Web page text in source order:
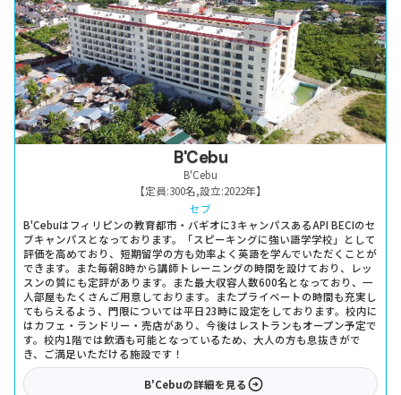
B'Cebu
B'Cebu
【定員:300名,設立:2022年】
セブ
B'Cebuはフィリピンの教育都市・バギオに3キャンパスあるAPI BECIのセ
ブキャンパスとなっております。「スピーキングに強い語学学校」として
評価を高めており、短期留学の方も効率よく英語を学んでいただくことが
できます。また毎朝8時から講師トレーニングの時間を設けており、レッ
スンの質にも定評があります。また最大収容人数600名となっており、一
人部屋もたくさんご用意しております。またプライベートの時間も充実し
てもらえるよう、門限については平日23時に設定をしております。校内に
はカフェ・ランドリー・売店があり、今後はレストランもオープン予定で
す。校内1階では飲酒も可能となっているため、大人の方も息抜きがで
き、ご満足いただける施設です！
B'Cebuの詳細を見る